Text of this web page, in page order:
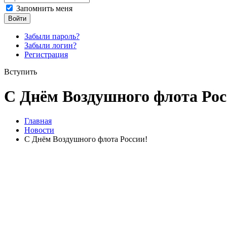
Запомнить меня
Войти
Забыли пароль?
Забыли логин?
Регистрация
Вступить
С Днём Воздушного флота
Главная
Новости
С Днём Воздушного флота России!